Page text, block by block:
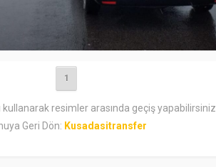
1
kullanarak resimler arasında geçiş yapabilirsiniz.
Geri Dön: Kusadasitransfer